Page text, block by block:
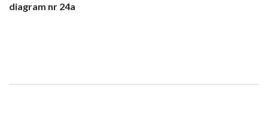
diagram nr 24a